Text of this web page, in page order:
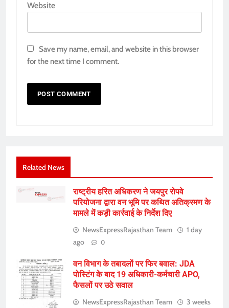
Website
Save my name, email, and website in this browser
for the next time I comment.
Related News
राष्ट्रीय हरित अधिकरण ने जयपुर रोपवे
परियोजना द्वारा वन भूमि पर कथित अतिक्रमण के
मामले में कड़ी कार्रवाई के निर्देश दिए
NewsExpressRajasthan Team
1 day
ago
0
वन विभाग के तबादलों पर फिर बवाल: JDA
पोस्टिंग के बाद 19 अधिकारी-कर्मचारी APO,
फैसलों पर उठे सवाल
NewsExpressRajasthan Team 3 weeks